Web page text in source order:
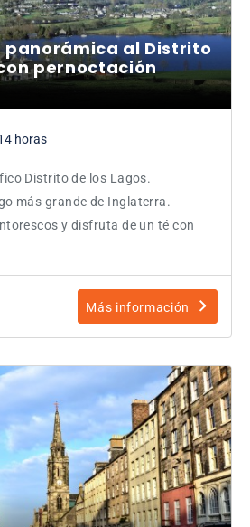
al Distrito
pernoctación
horas
Distrito de los Lagos.
más grande de Inglaterra.
y disfruta de un té con
Más información